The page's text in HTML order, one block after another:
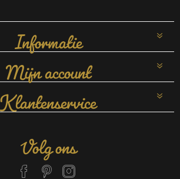
Informatie
Mijn account
Klantenservice
Volg ons